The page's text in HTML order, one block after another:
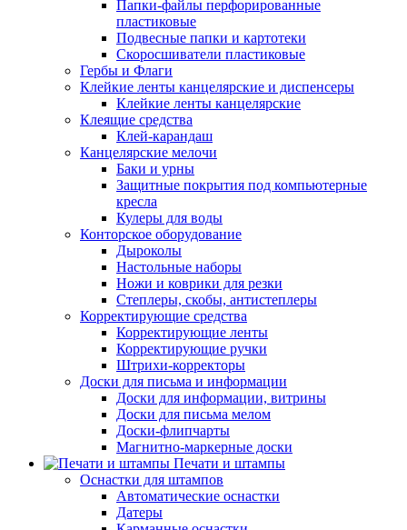
Папки-файлы перфорированные
пластиковые
Подвесные папки и картотеки
Скоросшиватели пластиковые
Гербы и Флаги
Клейкие ленты канцелярские и диспенсеры
Клейкие ленты канцелярские
Клеящие средства
Клей-карандаш
Канцелярские мелочи
Баки и урны
Защитные покрытия под компьютерные
кресла
Кулеры для воды
Конторское оборудование
Дыроколы
Настольные наборы
Ножи и коврики для резки
Степлеры, скобы, антистеплеры
Корректирующие средства
Корректирующие ленты
Корректирующие ручки
Штрихи-корректоры
Доски для письма и информации
Доски для информации, витрины
Доски для письма мелом
Доски-флипчарты
Магнитно-маркерные доски
Печати и штампы
Оснастки для штампов
Автоматические оснастки
Датеры